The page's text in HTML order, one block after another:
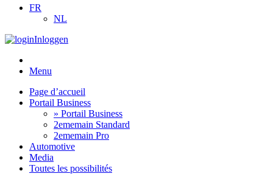
FR
NL
Inloggen
Menu
Page d’accueil
Portail Business
» Portail Business
2ememain Standard
2ememain Pro
Automotive
Media
Toutes les possibilités